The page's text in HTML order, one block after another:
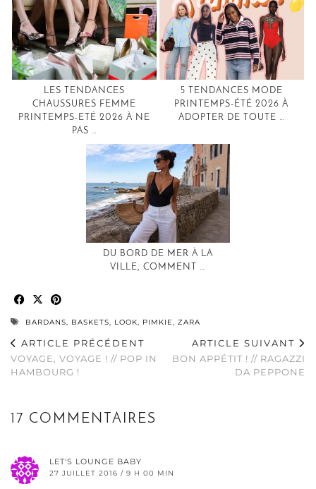
LES TENDANCES
CHAUSSURES FEMME
PRINTEMPS-ETÉ 2026 À NE
PAS …
5 TENDANCES MODE
PRINTEMPS-ÉTÉ 2026 À
ADOPTER DE TOUTE …
DU BORD DE MER À LA
VILLE, COMMENT …
BARDANS, BASKETS, LOOK, PIMKIE, ZARA
ARTICLE PRÉCÉDENT
VOYAGE, VOYAGE ! // POP IN
HAMBOURG !
ARTICLE SUIVANT
BON APPÉTIT ! // RAGAZZI
DA PEPPONE
17 COMMENTAIRES
LET'S LOUNGE BABY
27 JUILLET 2016 / 9 H 00 MIN